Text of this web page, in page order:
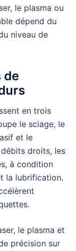
le plasma ou
dépend du
niveau de
de
en trois
le sciage, le
et le
droits, les
à condition
la lubrification.
le plasma et
précision sur